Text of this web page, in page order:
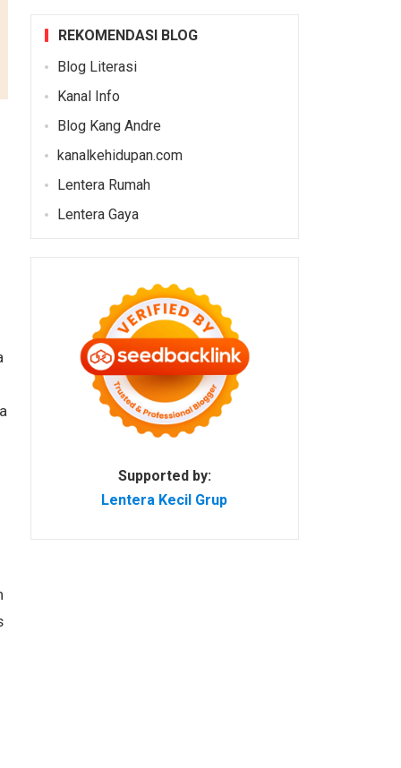
REKOMENDASI BLOG
Blog Literasi
Kanal Info
Blog Kang Andre
kanalkehidupan.com
Lentera Rumah
Lentera Gaya
Supported by:
Lentera Kecil Grup